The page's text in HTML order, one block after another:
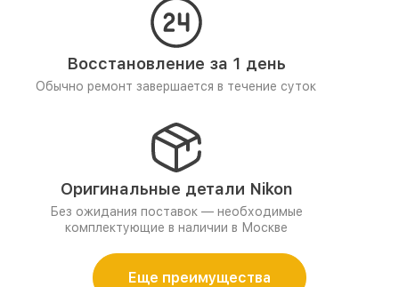
Восстановление за 1 день
Обычно ремонт завершается в течение суток
Оригинальные детали Nikon
Без ожидания поставок — необходимые
комплектующие в наличии в Москве
Еще преимущества